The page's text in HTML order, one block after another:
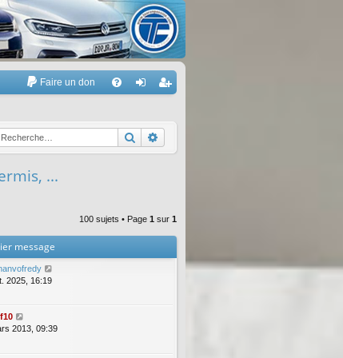
Faire un don
Q ne
xi
nr
eg
r
Rechercher
...
100 sujets • Page 1 sur 1
message
2025, 16:19
2013, 09:39